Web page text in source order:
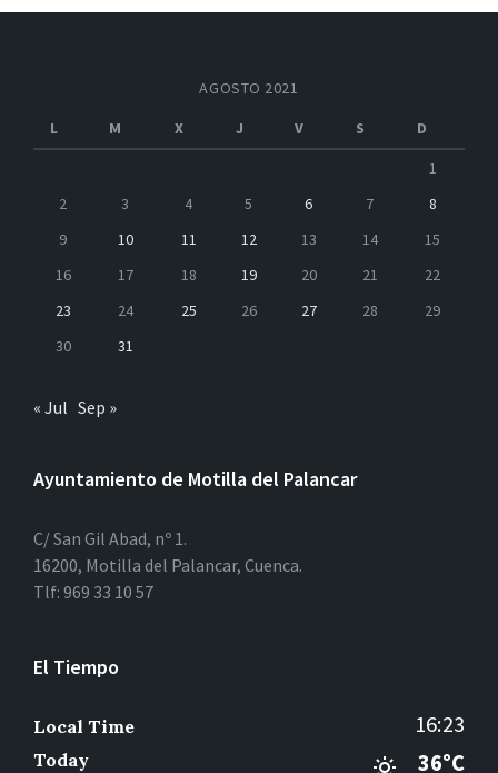
AGOSTO 2021
L
M X J V S
D
1
2
3 4 5 6 7
8
9
10 11 12 13 14
15
16
17 18 19 20 21
22
23
24 25 26 27 28
29
30
31
« Jul Sep »
Ayuntamiento de Motilla del Palancar
C/ San Gil Abad, nº 1.
16200, Motilla del Palancar, Cuenca.
Tlf: 969 33 10 57
El Tiempo
Local Time 16:23
Today 36°C